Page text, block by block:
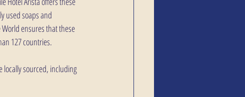
used soaps and
ensures that these
127 countries.
locally sourced, including